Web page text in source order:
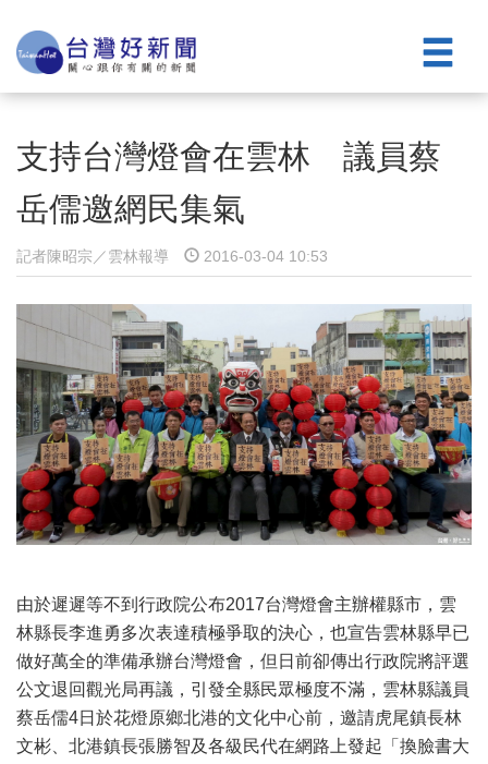
支持台灣燈會在雲林 議員蔡
岳儒邀網民集氣
記者陳昭宗／雲林報導 2016-03-04 10:53
由於遲遲等不到行政院公布2017台灣燈會主辦權縣市，雲
林縣長李進勇多次表達積極爭取的決心，也宣告雲林縣早已
做好萬全的準備承辦台灣燈會，但日前卻傳出行政院將評選
公文退回觀光局再議，引發全縣民眾極度不滿，雲林縣議員
蔡岳儒4日於花燈原鄉北港的文化中心前，邀請虎尾鎮長林
文彬、北港鎮長張勝智及各級民代在網路上發起「換臉書大